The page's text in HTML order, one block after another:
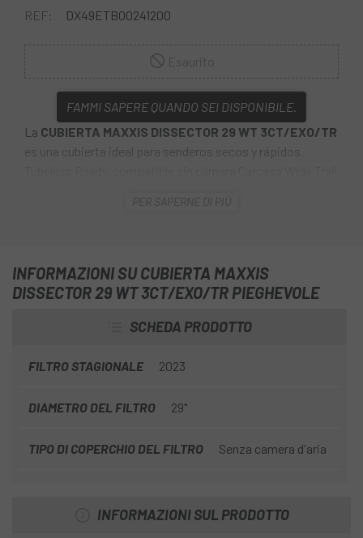
REF: DX49ETB00241200
FAMMI SAPERE QUANDO SEI DISPONIBILE.
La CUBIERTA MAXXIS DISSECTOR 29 WT 3CT/EXO/TR
es una cubierta ideal para senderos secos y rápidos.
conjunto con el piloto australiano DH Troy Brosnan, el
usar como delantero, como par o como trasero,
dependiendo de las condiciones del camino. Tamaño: - 29
PER SAPERNE DI PIÙ
INFORMAZIONI SU CUBIERTA MAXXIS
DISSECTOR 29 WT 3CT/EXO/TR PIEGHEVOLE
SCHEDA PRODOTTO
FILTRO STAGIONALE 2023
DIAMETRO DEL FILTRO 29"
TIPO DI COPERCHIO DEL FILTRO Senza camera d'aria
INFORMAZIONI SUL PRODOTTO